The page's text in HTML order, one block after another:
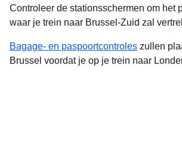
Controleer de stationsschermen om het
waar je trein naar Brussel-Zuid zal
Bagage- en paspoortcontroles zullen
Brussel voordat je op je trein naar